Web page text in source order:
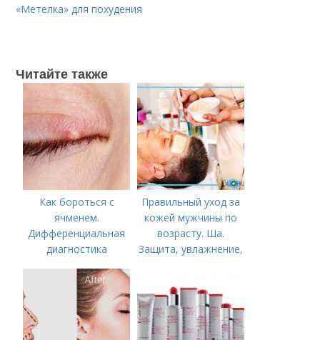
«Метелка» для похудения
Читайте также
Как бороться с
ячменем.
Дифференциальная
диагностика
Правильный уход за
кожей мужчины по
возрасту. Ша.
Защита, увлажнение,